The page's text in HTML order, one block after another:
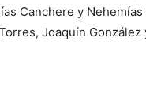
Canchere y Nehemías
Joaquín González